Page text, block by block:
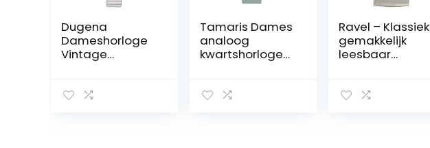
Dugena
Dameshorloge
Vintage
22x235mm
Tamaris Dames
analoog
kwartshorloge
0118-PQ, groen
Ravel – Klassiek
gemakkelijk
leesbaar
en